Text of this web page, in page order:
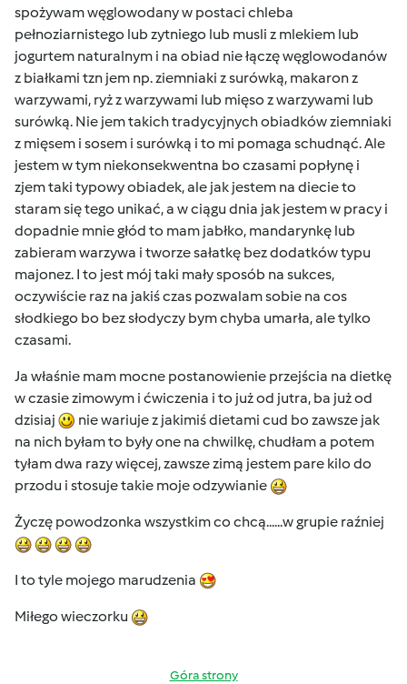
spożywam węglowodany w postaci chleba
pełnoziarnistego lub zytniego lub musli z mlekiem lub
jogurtem naturalnym i na obiad nie łączę węglowodanów
z białkami tzn jem np. ziemniaki z surówką, makaron z
warzywami, ryż z warzywami lub mięso z warzywami lub
surówką. Nie jem takich tradycyjnych obiadków ziemniaki
z mięsem i sosem i surówką i to mi pomaga schudnąć. Ale
jestem w tym niekonsekwentna bo czasami popłynę i
zjem taki typowy obiadek, ale jak jestem na diecie to
staram się tego unikać, a w ciągu dnia jak jestem w pracy i
dopadnie mnie głód to mam jabłko, mandarynkę lub
zabieram warzywa i tworze sałatkę bez dodatków typu
majonez. I to jest mój taki mały sposób na sukces,
oczywiście raz na jakiś czas pozwalam sobie na cos
słodkiego bo bez słodyczy bym chyba umarła, ale tylko
czasami.
Ja właśnie mam mocne postanowienie przejścia na dietkę
w czasie zimowym i ćwiczenia i to już od jutra, ba już od
dzisiaj
nie wariuje z jakimiś dietami cud bo zawsze jak
na nich byłam to były one na chwilkę, chudłam a potem
tyłam dwa razy więcej, zawsze zimą jestem pare kilo do
przodu i stosuje takie moje odzywianie
Życzę powodzonka wszystkim co chcą......w grupie raźniej
I to tyle mojego marudzenia
Miłego wieczorku
Góra strony